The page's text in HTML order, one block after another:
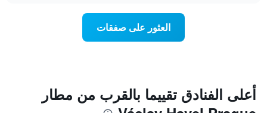
محور
X
العثور على صفقات
أعلى الفنادق تقييما بالقرب من مطار